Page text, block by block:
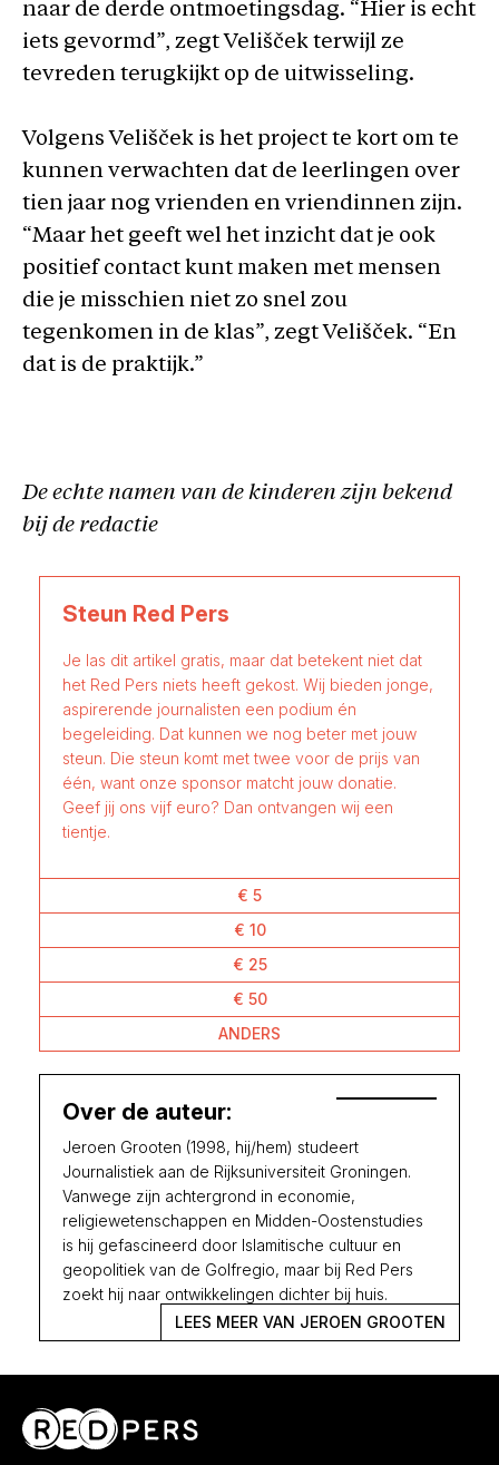
naar de derde ontmoetingsdag. “Hier is echt
iets gevormd”, zegt Velišček terwijl ze
tevreden terugkijkt op de uitwisseling.
Volgens Velišček is het project te kort om te
kunnen verwachten dat de leerlingen over
tien jaar nog vrienden en vriendinnen zijn.
“Maar het geeft wel het inzicht dat je ook
positief contact kunt maken met mensen
die je misschien niet zo snel zou
tegenkomen in de klas”, zegt Velišček. “En
dat is de praktijk.”
De echte namen van de kinderen zijn bekend
bij de redactie
Steun Red Pers
Je las dit artikel gratis, maar dat betekent niet dat
het Red Pers niets heeft gekost. Wij bieden jonge,
aspirerende journalisten een podium én
begeleiding. Dat kunnen we nog beter met jouw
steun. Die steun komt met twee voor de prijs van
één, want onze sponsor matcht jouw donatie.
Geef jij ons vijf euro? Dan ontvangen wij een
tientje.
€ 5
€ 10
€ 25
€ 50
ANDERS
Over de auteur:
Jeroen Grooten (1998, hij/hem) studeert
Journalistiek aan de Rijksuniversiteit Groningen.
Vanwege zijn achtergrond in economie,
religiewetenschappen en Midden-Oostenstudies
is hij gefascineerd door Islamitische cultuur en
geopolitiek van de Golfregio, maar bij Red Pers
zoekt hij naar ontwikkelingen dichter bij huis.
LEES MEER VAN JEROEN GROOTEN